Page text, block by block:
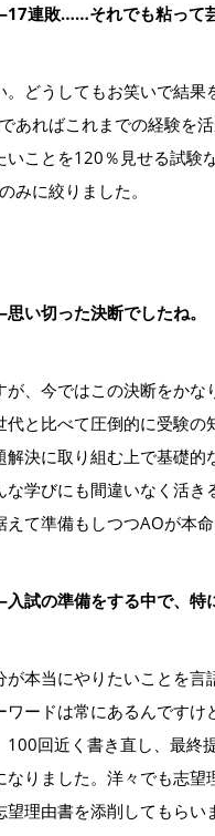
連敗……それでも粘って
。どうしてもお笑いで結果
あればこれまでの経験を
いことを120％見せる試験
みに絞りました。
い切った決断でしたね。
が、今ではこの決断をかな
代と比べて圧倒的に受験
解決に取り組む上で基礎
な学びにも間違いなく活
えて準備もしつつAOが本
試の準備をする中で、特
が本当にやりたいことを
ワードは常にあるんですけ
100回近く書き直し、最終
なりました。洋々でも志
望理由書を添削してもらい